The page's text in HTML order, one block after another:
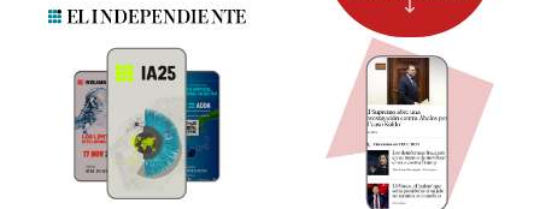
Quiénes somos
Especificaciones